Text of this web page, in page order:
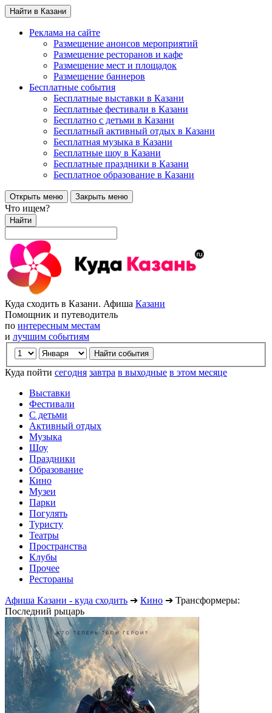
Найти в Казани
Реклама на сайте
Размещение анонсов мероприятий
Размещение ресторанов и кафе
Размещение мест и площадок
Размещение баннеров
Бесплатные события
Бесплатные выставки в Казани
Бесплатные фестивали в Казани
Бесплатно с детьми в Казани
Бесплатный активный отдых в Казани
Бесплатная музыка в Казани
Бесплатные шоу в Казани
Бесплатные праздники в Казани
Бесплатное образование в Казани
Открыть меню Закрыть меню
Что ищем?
Найти
Куда сходить в Казани. Афиша Казани
Помощник и путеводитель
по интересным местам
и лучшим событиям
Куда пойти сегодня завтра в выходные в этом месяце
Выставки
Фестивали
С детьми
Активный отдых
Музыка
Шоу
Праздники
Образование
Кино
Музеи
Парки
Погулять
Туристу
Театры
Пространства
Клубы
Прочее
Рестораны
Афиша Казани - куда сходить ➔ Кино ➔ Трансформеры:
Последний рыцарь